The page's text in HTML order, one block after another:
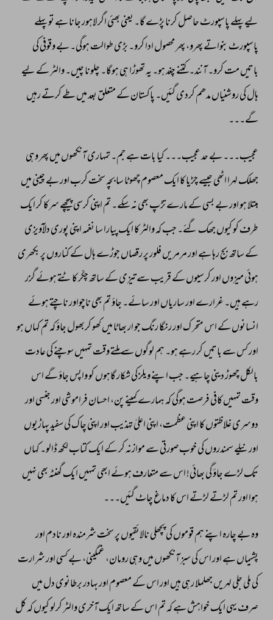
لیے پہلے پاسپورٹ حاصل کرنا پڑے گا۔ یعنی بھئی اگر لاہور جانا ہے تو پہلے
پاسپورٹ بنواتے پھرو، پھر محصول ادا کرو۔ بڑی طوالت ہوگی۔ بے وقوفی کی
باتیں مت کرو۔ آنند۔کتنے چغد ہو۔ یہ تھوڑا ہی ہوگا۔ چلونا چیں۔ والٹر کے لیے
ہال کی روشنیاں مدھم کردی گئیں۔ پاکستان کے متعلق بعد میں طے کرتے رہیں
گے۔۔۔
عجیب۔۔۔ بے حد عجیب۔۔۔ کیا بات ہے جم۔ تمہاری آنکھوں میں پھر وہی
جھلک لہرا اٹھی جیسے چڑیا کا ایک معصوم چھوٹا سا بچہ سخت کرب اور بے چینی میں
مبتلا ہو اور بے بسی کے مارے تڑپ بھی نہ سکے۔ تم اپنی کرسی پیچھے سرکا کر ایک
طرف کو کیوں جھک گئے۔ جب کہ والٹر کا ایک پیارا سا نغمہ اپنی پوری دلآویزی
کے ساتھ بج رہا ہے اور مرمریں فلور پر رقصاں جوڑے ہال کے کناروں پر بکھری
ہوئی میزوں اور کرسیوں کے قریب سے تیزی کے ساتھ چکّر کاٹتے ہوئے گزر
رہے ہیں۔ غرارے اور ساریاں اور سائے۔ جاؤ تم بھی ناچواور ناچتے ہوئے
انسانوں کے اس متحر ک اور رنگا رنگ جو ار بھاٹا میں کھو کربھول جاؤ کہ تم کہاں ہو
اور کس سے باتیں کر رہے ہو۔ ہم لوگوں سے ملتے وقت تمہیں سوچنے کی عادت
بالکل چھوڑ دینی چاہیے۔ جب اپنے ویلز کی شکار گاہوں کو واپس جاؤ گے اس
وقت تمہیں کافی فرصت ہوگی کہ ہمارے کمینے پن، احسان فراموشی اور جنسی اور
دوسری غلاظتوں کا اپنی عظمت، اپنی اعلیٰ تہذیب اور اپنی چاک کی سفید پہاڑیوں
اور نیلے سمندروں کی خوب صورتی سے موازنہ کر کے ایک کتاب لکھ ڈالو۔ کہاں
تک لڑے جاؤ گی بھائی! اس سے متعارف ہوئے ابھی تمہیں ایک گھنٹہ بھی نہیں
ہوا اور تم لڑتے لڑتے اس کا دماغ چاٹ گئیں۔۔۔
وہ بے چارہ اپنے ہم قوموں کی پچھلی نالائقیوں پر سخت شرمندہ اور نادم اور
پشیماں ہے اور اس کی سبز آنکھوں میں وہی رومان، غمگینی، بے کسی اور شرارت
کی ملی جلی لہریں جھلملا رہی ہیں اور اس کے معصوم اور بہادر برطانوی دل میں
صرف یہی ایک خواہش ہے کہ تم اس کے ساتھ ایک آخری والٹر کرلو کیوں کہ کل